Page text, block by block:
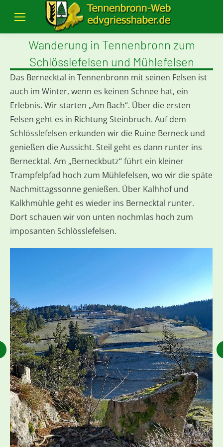
Wanderung in Tennenbronn zum
Schlösslefelsen und Mühlefelsen
Das Bernecktal in Tennenbronn mit seinen Felsen ist
auch im Winter, wenn es keinen Schnee hat, ein
Erlebnis. Wir starten „Am Bach“. Über die ersten
Felsen geht es in Richtung Steinbruch. Auf dem
Schlösslefelsen erkunden wir die Ruine Berneck und
genießen die Aussicht. Steil geht es dann runter ins
Bernecktal. Am „Berneckbutz“ führt ein kleiner
Trampfelpfad hoch zum Mühlefelsen, wo wir die späte
Nachmittagssonne genießen. Über Kalhhof und
Kalkhmühle geht es wieder ins Bernecktal runter.
Dort schauen wir von unten nochmlas hoch zum
imposanten Schlösslefelsen.